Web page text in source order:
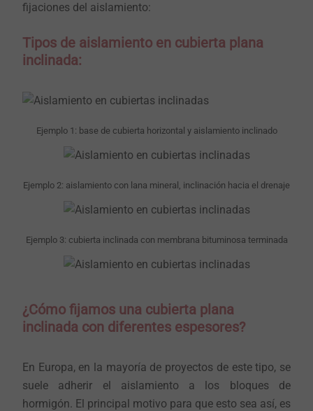
fijaciones del aislamiento:
Tipos de aislamiento en cubierta plana
inclinada:
Ejemplo 1: base de cubierta horizontal y aislamiento inclinado
Ejemplo 2: aislamiento con lana mineral, inclinación hacia el drenaje
Ejemplo 3: cubierta inclinada con membrana bituminosa terminada
¿Cómo fijamos una cubierta plana
inclinada con diferentes espesores?
En Europa, en la mayoría de proyectos de este tipo, se
suele adherir el aislamiento a los bloques de
hormigón. El principal motivo para que esto sea así, es